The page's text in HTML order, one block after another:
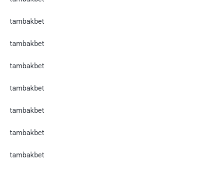
tambakbet
tambakbet
tambakbet
tambakbet
tambakbet
tambakbet
tambakbet